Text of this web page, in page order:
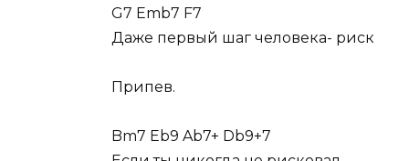
G7 Emb7 F7
Даже первый шаг человека- риск
Припев.
Bm7 Eb9 Ab7+ Db9+7